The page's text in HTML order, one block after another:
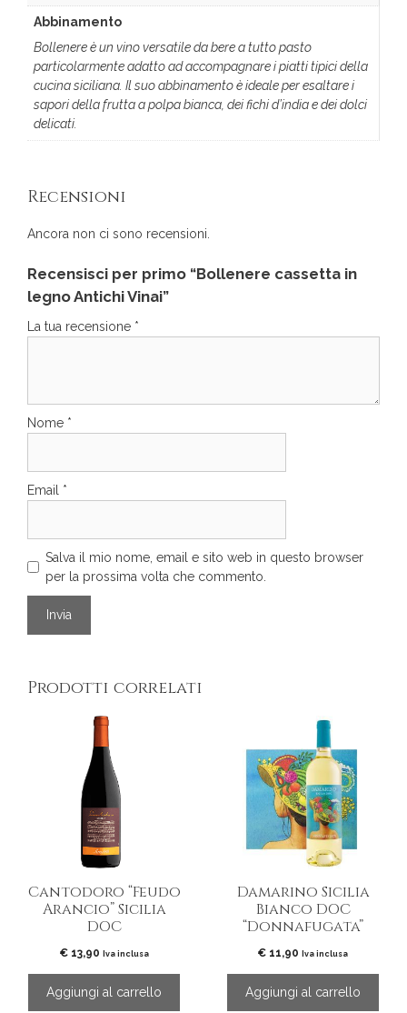
Abbinamento
Bollenere è un vino versatile da bere a tutto pasto
particolarmente adatto ad accompagnare i piatti tipici della
cucina siciliana. Il suo abbinamento è ideale per esaltare i
sapori della frutta a polpa bianca, dei fichi d’india e dei dolci
delicati.
Recensioni
Ancora non ci sono recensioni.
Recensisci per primo “Bollenere cassetta in
legno Antichi Vinai”
La tua recensione *
Nome *
Email *
Salva il mio nome, email e sito web in questo browser
per la prossima volta che commento.
Prodotti correlati
Cantodoro “Feudo
Arancio” Sicilia
DOC
€13,90 Iva inclusa
Aggiungi al carrello
Damarino Sicilia
Bianco DOC
“Donnafugata”
€ 11,90 Iva inclusa
Aggiungi al carrello